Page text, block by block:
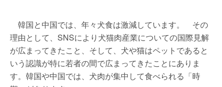
韓国と中国では、年々犬食は激減しています。 その
理由として、SNSにより犬猫肉産業についての国際見解
が広まってきたこと、そして、犬や猫はペットであると
いう認識が特に若者の間で広まってきたことにありま
す。韓国や中国では、犬肉が集中して食べられる「時